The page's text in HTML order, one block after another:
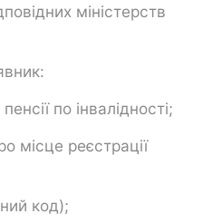
міністерств
по інвалідності;
місце реєстрації
код);